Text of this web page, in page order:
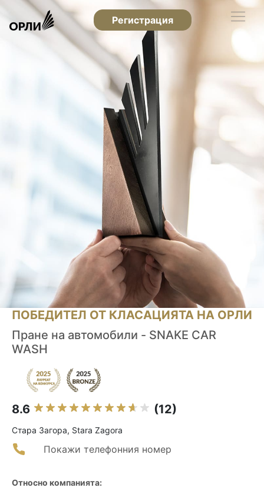
Регистрация
ПОБЕДИТЕЛ ОТ КЛАСАЦИЯТА НА ОРЛИ
Пране на автомобили - SNAKE CAR
WASH
8.6 (12)
Стара Загора, Stara Zagora
Покажи телефонния номер
Относно компанията: